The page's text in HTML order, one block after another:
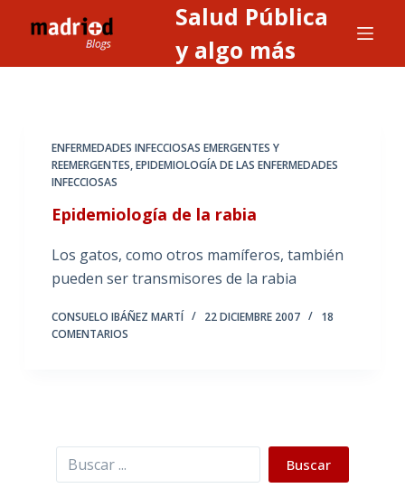
l
Salud Pública
y algo más
ENFERMEDADES INFECCIOSAS EMERGENTES Y
REEMERGENTES,EPIDEMIOLOGÍA DE LAS ENFERMEDADES
INFECCIOSAS
Epidemiología de la rabia
Los gatos, como otros mamíferos, también
pueden ser transmisores de la rabia
CONSUELO IBÁÑEZ MARTÍ 22 DICIEMBRE 2007
18
COMENTARIOS
Buscar Buscar